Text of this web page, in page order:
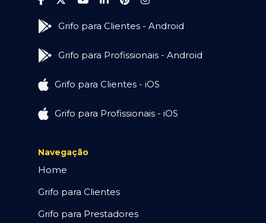
Grifo para Clientes - Android
Grifo para Profissionais - Android
Grifo para Clientes - iOS
Grifo para Profissionais - iOS
Navegação
Home
Grifo para Clientes
Grifo para Prestadores